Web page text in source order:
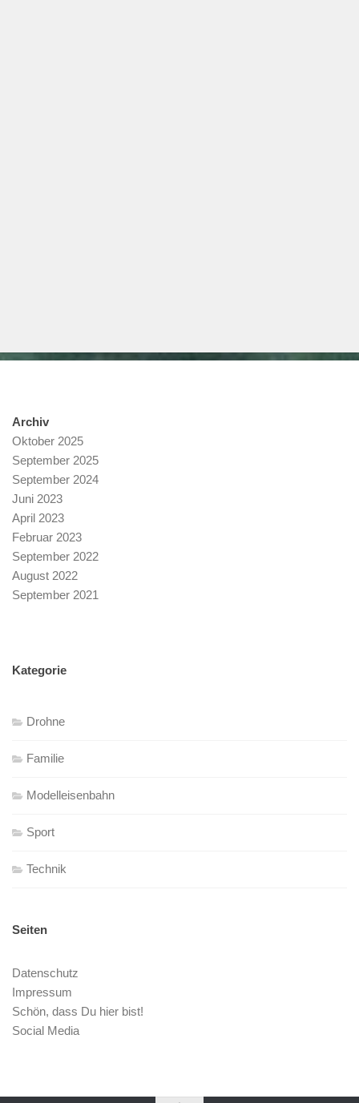
Archiv
Oktober 2025
September 2025
September 2024
Juni 2023
April 2023
Februar 2023
September 2022
August 2022
September 2021
Kategorie
Drohne
Familie
Modelleisenbahn
Sport
Technik
Seiten
Datenschutz
Impressum
Schön, dass Du hier bist!
Social Media